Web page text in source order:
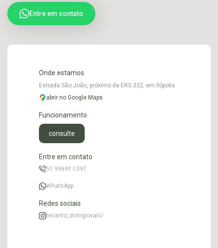
Entre em contato
Onde estamos
Estrada São João, próximo da ERS 332, em Ilópolis
abrir no Google Maps
Funcionamento
consulte
Entre em contato
51 99691-1397
WhatsApp
Redes sociais
recanto_domgiovani/